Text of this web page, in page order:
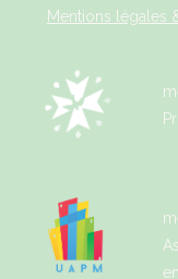
Mentions légales